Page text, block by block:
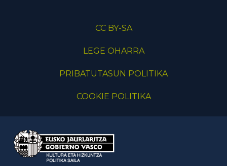
CC BY-SA
LEGE OHARRA
PRIBATUTASUN POLITIKA
COOKIE POLITIKA